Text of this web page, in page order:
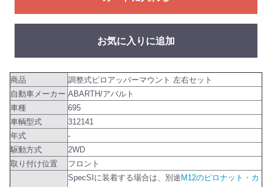
お気に入りに追加
商品
調整式ピロアッパーマウント 左右セット
自動車メーカー ABARTH/アバルト
車種
695
車輌型式
312141
年式
-
駆動方式
2WD
取り付け位置
フロント
SpecSIに装着する場合は、別途 M12のピロナット・カ